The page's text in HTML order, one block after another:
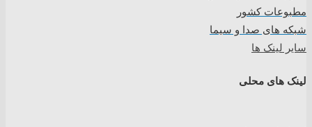
مطبوعات کشور
شبکه های صدا و سیما
سایر لینک ها
لینک های محلی